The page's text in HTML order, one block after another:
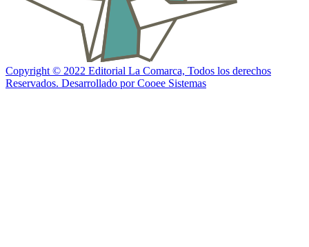
Copyright © 2022 Editorial La Comarca, Todos los derechos
Reservados. Desarrollado por Cooee Sistemas